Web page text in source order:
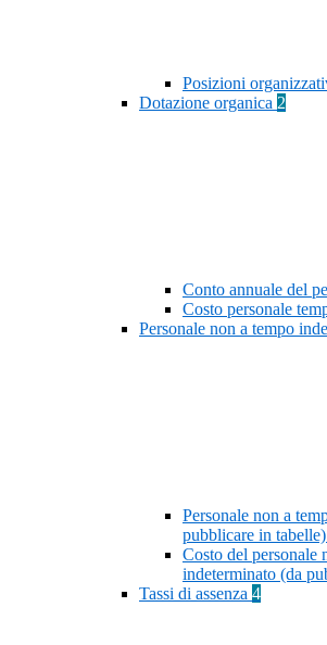
Posizioni
Dotazione organica 2
Conto annuale del
Costo personale
Personale non a tempo
Personale non a
pubblicare in tabelle)
Costo del personale
indeterminato (da
Tassi di assenza 4